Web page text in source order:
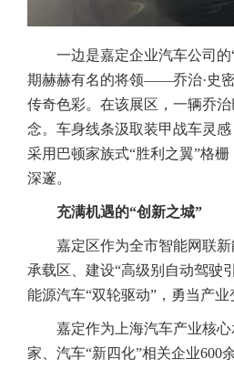
一边是嘉定企业汽车公司
期赫赫有名的将领——乔治·史
传奇色彩。在该展区，一辆乔
念。车身线条汲取装甲战车灵
采用巴顿家族式“胜利之翼”格
深邃。
充满机遇的“创新之城”
嘉定区作为全市智能网联
承载区、建设“高级别自动驾驶
能源汽车“双轮驱动”，勇当产业
嘉定作为上海汽车产业核
家、汽车“新四化”相关企业600